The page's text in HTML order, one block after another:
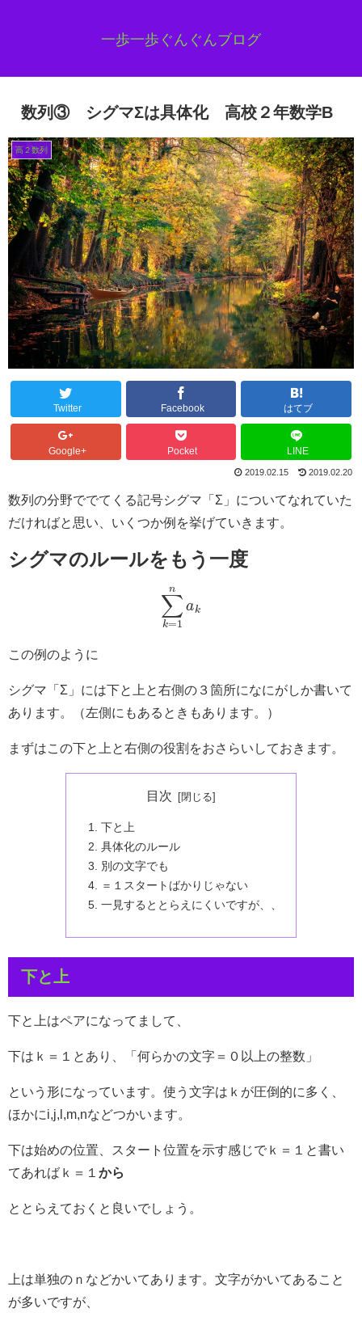
一歩一歩ぐんぐんブログ
数列③ シグマΣは具体化 高校２年数学B
高２数列
Twitter Facebook はてブ
Google+ Pocket LINE
2019.02.15 2019.02.20
数列の分野ででてくる記号シグマ「Σ」についてなれていた
だければと思い、いくつか例を挙げていきます。
シグマのルールをもう一度
∑
k=1
n
ak
この例のように
シグマ「Σ」には下と上と右側の３箇所になにがしか書いて
あります。（左側にもあるときもあります。）
まずはこの下と上と右側の役割をおさらいしておきます。
目次
下と上
具体化のルール
別の文字でも
＝１スタートばかりじゃない
一見するととらえにくいですが、、
下と上
下と上はペアになってまして、
下はｋ＝１とあり、「何らかの文字＝０以上の整数」
という形になっています。使う文字はｋが圧倒的に多く、
ほかにi,j,l,m,nなどつかいます。
下は始めの位置、スタート位置を示す感じでｋ＝１と書い
てあればｋ＝１ から
ととらえておくと良いでしょう。
上は単独のｎなどかいてあります。文字がかいてあること
が多いですが、